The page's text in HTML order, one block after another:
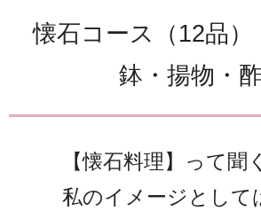
懐石コース（12品
鉢・揚物・
【懐石料理】って
私のイメージとして